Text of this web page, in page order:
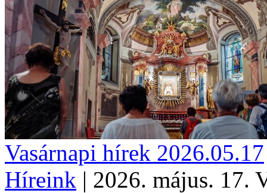
Vasárnapi hírek 2026.05.17
Híreink | 2026. május. 17.